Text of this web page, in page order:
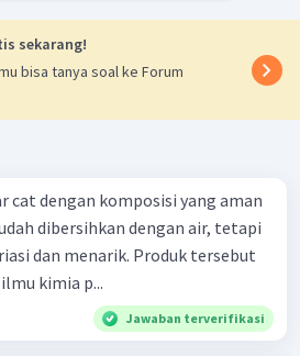
satu bahan tambang yang
Kalsium Silikat
yang
dinilai ekonomis karena
tetapi partikel-partikel asbes
paru-paru dan bersifat
jenisnya tergantung dari
Salah satu jenis lem kayu yang
lem urea formaldehida yang
dan formalin (formaldehida)
diketahui memiliki efek
sekarang!
bisa tanya soal ke Forum
cat dengan komposisi yang aman
dibersihkan dengan air, tetapi
dan menarik. Produk tersebut
kimia p...
Jawaban terverifikasi